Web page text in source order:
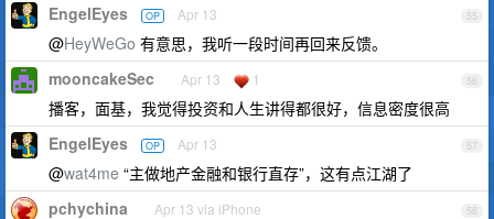
55
EngelEyes OP Apr 13
@HeyWeGo 有意思，我听一段时间再回来反馈。
56
mooncakeSec Apr 13 1
播客，面基，我觉得投资和人生讲得都很好，信息密度很高
57
EngelEyes OP Apr 13
@wat4me “主做地产金融和银行直存”，这有点江湖了
58
pchychina Apr 13 via iPhone